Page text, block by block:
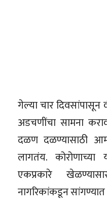
गेल्या चार
अडचणींचा सामना
दळण दळण्यासाठी
लागतंय. कोरोणाच्या
एकप्रकारे
नागरिकांकडून